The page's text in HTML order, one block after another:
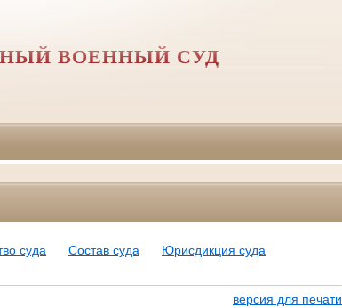
ВОЕННЫЙ СУД
суда Состав суда
Юрисдикция суда
версия для печати